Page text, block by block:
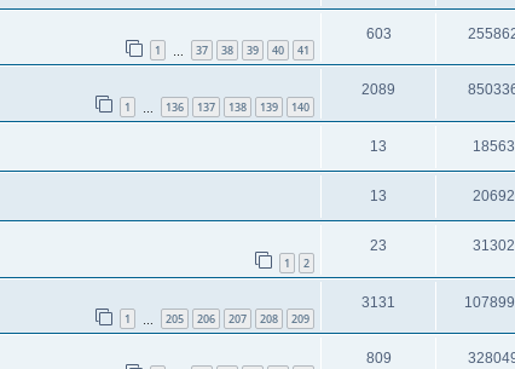
1 37 38 39 40 41
603
1 136 137 138 139 140
2089
13 18563
13 20692
1 2
23 31302
1 205 206 207 208 209
3131
809